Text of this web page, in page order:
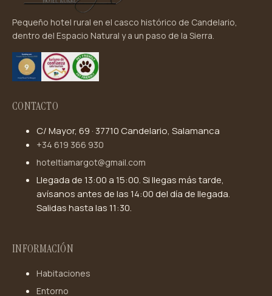
Pequeño hotel rural en el casco histórico de Candelario,
dentro del Espacio Natural y a un paso de la Sierra.
CONTACTO
C/ Mayor, 69 · 37710 Candelario, Salamanca
+34 619 366 930
hoteltiamargot@gmail.com
Llegada de 13:00 a 15:00. Si llegas más tarde,
avísanos antes de las 14:00 del día de llegada.
Salidas hasta las 11:30.
INFORMACIÓN
Habitaciones
Entorno